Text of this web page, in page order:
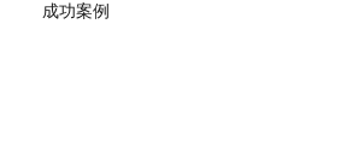
成功案例